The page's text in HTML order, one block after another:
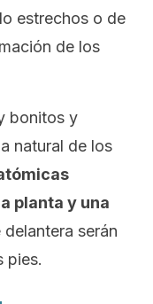
estrechos o de
de los
bonitos y
natural de los
planta y una
delantera serán
pies.